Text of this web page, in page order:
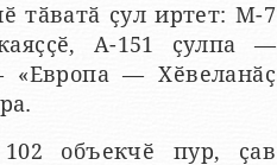
тӑватӑ ҫул иртет: М-7
А-151 ҫулпа —
«Европа — Хӗвеланӑҫ
102 объекчӗ пур, ҫав